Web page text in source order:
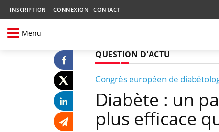
INSCRIPTION CONNEXION CONTACT
Menu
QUESTION D'ACTU
Congrès européen de
Diabète : un
plus efficace